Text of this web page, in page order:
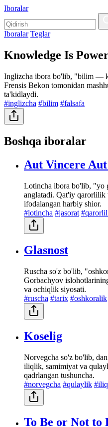
Iboralar
Iboralar Teglar
Knowledge Is
Inglizcha ibora bo'lib, "bilim —
Frensis Bekon tomonidan
ta'kidlaydi.
#inglizcha #bilim #falsafa
Boshqa iboralar
Aut Vincere
Lotincha ibora bo'lib, "yo
anglatadi. Qat'iy qarorlilik
ifodalangan harbiy shior.
#lotincha #jasorat
Glasnost
Ruscha so'z bo'lib,
Gorbachyov
va ochiqlik siyosati.
#ruscha #tarix #oshkoralik
Koselig
Norvegcha so'z bo'lib,
iliqlik, samimiyat va
qadrlangan tushuncha.
#norvegcha #qulaylik
To Be or Not to